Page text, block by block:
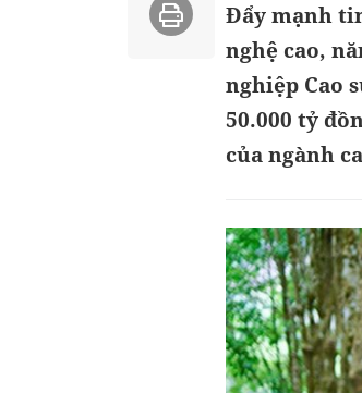
Đẩy mạnh
nghệ cao,
nghiệp Cao
50.000 tỷ
của ngành